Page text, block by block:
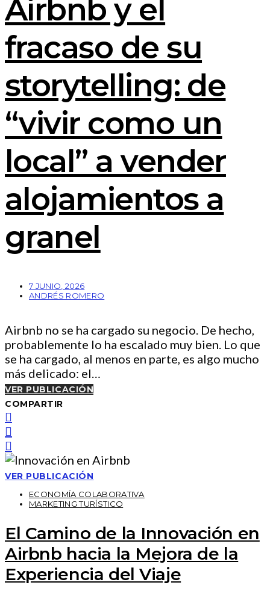
Airbnb y el
fracaso de su
storytelling: de
“vivir como un
local” a vender
alojamientos a
granel
7 JUNIO, 2026
ANDRÉS ROMERO
Airbnb no se ha cargado su negocio. De hecho,
probablemente lo ha escalado muy bien. Lo que
se ha cargado, al menos en parte, es algo mucho
más delicado: el…
VER PUBLICACIÓN
COMPARTIR
VER PUBLICACIÓN
ECONOMÍA COLABORATIVA
MARKETING TURÍSTICO
El Camino de la Innovación en
Airbnb hacia la Mejora de la
Experiencia del Viaje